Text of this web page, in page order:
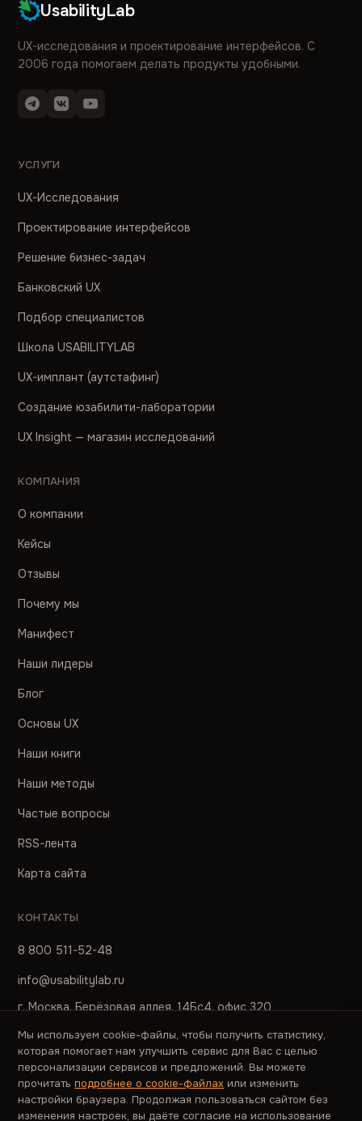
UsabilityLab
UX-исследования и проектирование интерфейсов. С
2006 года помогаем делать продукты удобными.
УСЛУГИ
UX-Исследования
Проектирование интерфейсов
Решение бизнес-задач
Банковский UX
Подбор специалистов
Школа USABILITYLAB
UX-имплант (аутстафинг)
Создание юзабилити-лаборатории
UX Insight — магазин исследований
КОМПАНИЯ
О компании
Кейсы
Отзывы
Почему мы
Манифест
Наши лидеры
Блог
Основы UX
Наши книги
Наши методы
Частые вопросы
RSS-лента
Карта сайта
КОНТАКТЫ
8 800 511-52-48
info@usabilitylab.ru
г. Москва, Берёзовая аллея, 14Бс4, офис 320
ПРЕСС-СЛУЖБА
pr@usabilitylab.ru
Мы используем cookie-файлы, чтобы получить статистику,
которая помогает нам улучшить сервис для Вас с целью
персонализации сервисов и предложений. Вы можете
прочитатьподробнее о cookie-файлах или изменить
настройки браузера. Продолжая пользоваться сайтом без
изменения настроек, вы даёте согласие на использование